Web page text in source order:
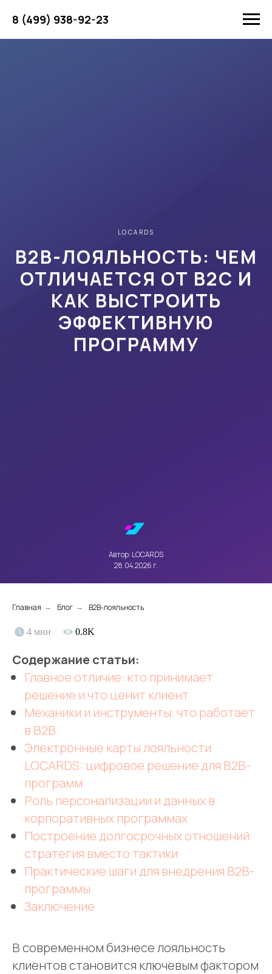
8 (499) 938-92-23
LOCARDS
B2B-ЛОЯЛЬНОСТЬ: ЧЕМ
ОТЛИЧАЕТСЯ ОТ B2C И
КАК ВЫСТРОИТЬ
ЭФФЕКТИВНУЮ
ПРОГРАММУ
Автор: LOCARDS
28.04.2026 г.
Главная → Блог → B2B-лояльность
4 мин 0.8K
Содержание статьи:
Главное отличие: кто принимает
решение и что ценит клиент
Механики и инструменты: что работает
в B2B
Электронные карты лояльности
LOCARDS: цифровое решение для B2B-
программ
Роль персонализации и данных в
корпоративных программах
Построение долгосрочных отношений:
стратегия вместо тактики
Практические шаги для внедрения B2B-
программы
Заключение
В современном бизнесе лояльность
клиентов становится ключевым фактором